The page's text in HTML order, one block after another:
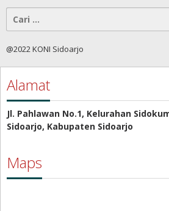
Cari
@2022 KONI Sidoarjo
Alamat
Jl. Pahlawan No.1, Kelurahan
Sidoarjo, Kabupaten Sidoarjo
Maps